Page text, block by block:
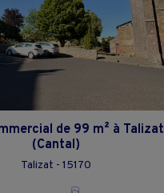
de 99 m² à Talizat
(Cantal)
Talizat - 15170